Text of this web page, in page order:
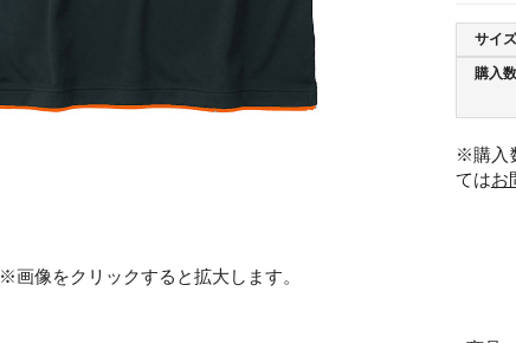
※画像をクリックすると拡大します。
サイズ
購入数
※購入
てはお